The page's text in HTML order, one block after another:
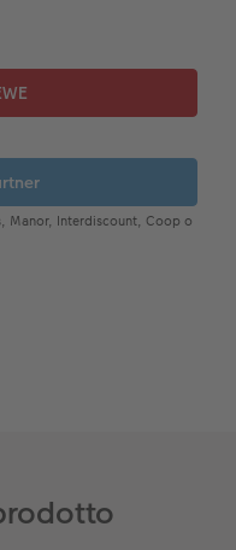
muralecon foto